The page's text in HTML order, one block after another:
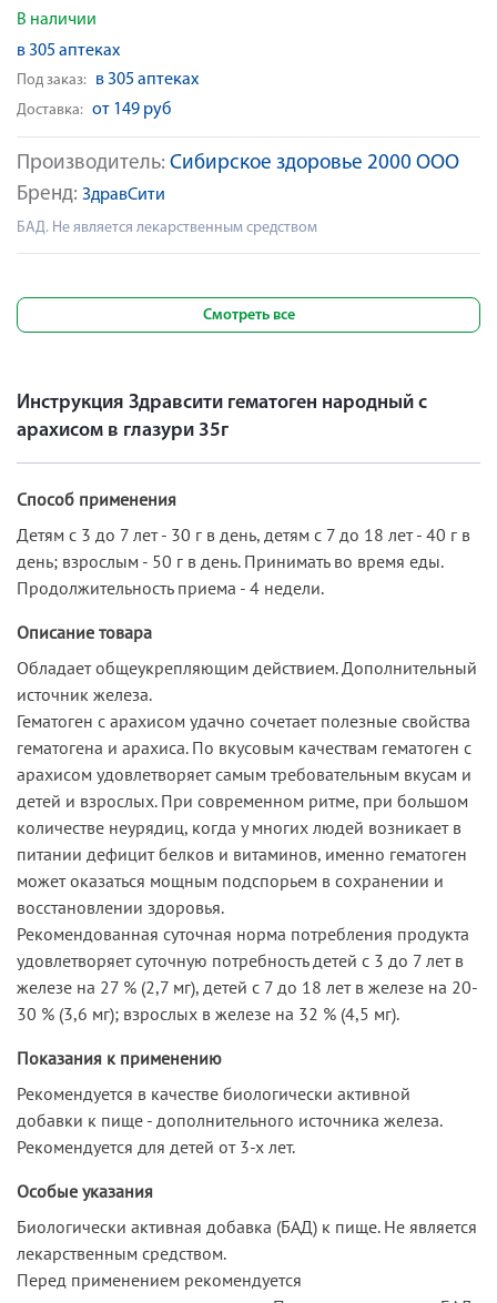
Производитель: Сибирское здоровье 2000 ООО
Бренд: ЗдравСити
БАД. Не является лекарственным средством
В наличии
в 305 аптеках
Под заказ: в 305 аптеках
Доставка: от 149 руб
Смотреть все
Инструкция Здравсити гематоген народный с
арахисом в глазури 35г
Способ применения
Детям с 3 до 7 лет - 30 г в день, детям с 7 до 18 лет - 40 г в
день; взрослым - 50 г в день. Принимать во время еды.
Продолжительность приема - 4 недели.
Описание товара
Обладает общеукрепляющим действием. Дополнительный
источник железа.
Гематоген с арахисом удачно сочетает полезные свойства
гематогена и арахиса. По вкусовым качествам гематоген с
арахисом удовлетворяет самым требовательным вкусам и
детей и взрослых. При современном ритме, при большом
количестве неурядиц, когда у многих людей возникает в
питании дефицит белков и витаминов, именно гематоген
может оказаться мощным подспорьем в сохранении и
восстановлении здоровья.
Рекомендованная суточная норма потребления продукта
удовлетворяет суточную потребность детей с 3 до 7 лет в
железе на 27 % (2,7 мг), детей с 7 до 18 лет в железе на 20-
30 % (3,6 мг); взрослых в железе на 32 % (4,5 мг).
Показания к применению
Рекомендуется в качестве биологически активной
добавки к пище - дополнительного источника железа.
Рекомендуется для детей от 3-х лет.
Особые указания
Биологически активная добавка (БАД) к пище. Не является
лекарственным средством.
Перед применением рекомендуется